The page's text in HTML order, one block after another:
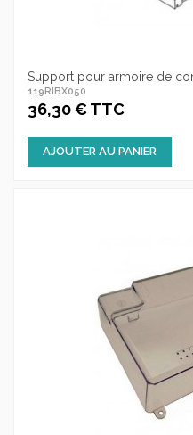
Support pour armoire de
119RIBX050
36,30 € TTC
AJOUTER AU PANIER